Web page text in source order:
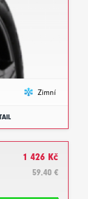
Zimní
1 426 Kč
59.40 €